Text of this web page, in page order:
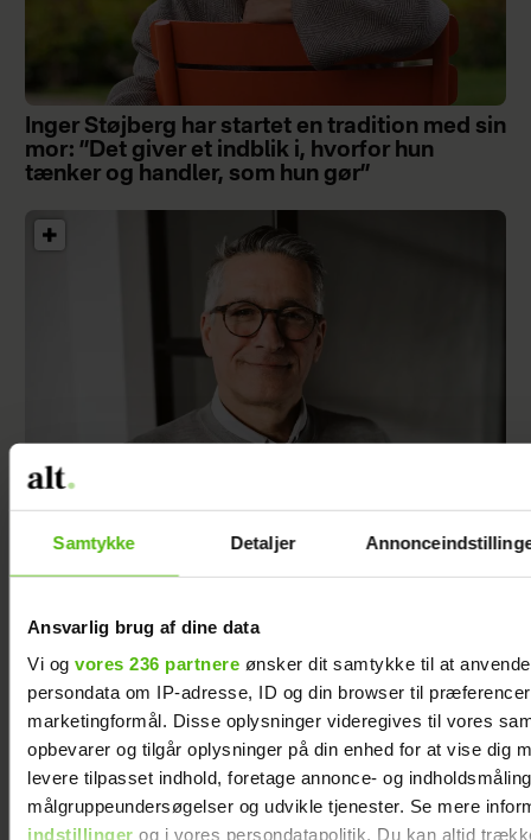
Samtykke Detaljer
Ansvarlig brug af dine data
Vi og vores 236 partnere ønsker dit samtykke til at
persondata om IP-adresse, ID og din browser til
marketingformål. Disse oplysninger videregives til vores
opbevarer og tilgår oplysninger på din enhed for at vise dig
levere tilpasset indhold, foretage annonce- og
målgruppeundersøgelser og udvikle tjenester. Se mere
indstillinger og i vores persondatapolitik. Du kan altid
Inger Støjberg har startet en tradition med sin
mor: ”Det giver et indblik i, hvorfor hun
tænker og handler, som hun gør”
Da jeg igen gik ned med stress, indså jeg, at
der måtte ske noget drastisk i mit ægteskab